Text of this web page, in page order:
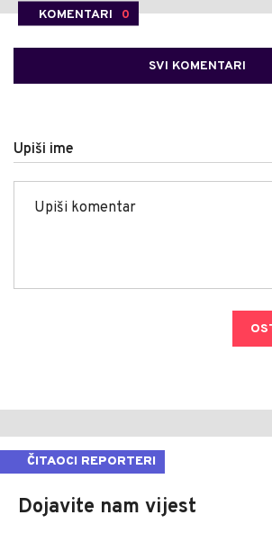
KOMENTARI 0
SVI KOMENTARI
Upiši ime
ČITAOCI REPORTERI
Dojavite nam vijest